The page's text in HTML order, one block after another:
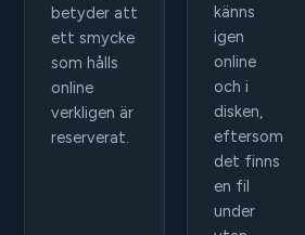
betyder att
ett smycke
som hålls
online
verkligen är
reserverat.
känns
igen
online
och i
disken,
eftersom
det finns
en fil
under